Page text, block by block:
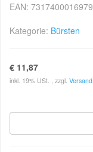
EAN: 7317400016979
Kategorie: Bürsten
€ 11,87
inkl. 19% USt. , zzgl. Versand